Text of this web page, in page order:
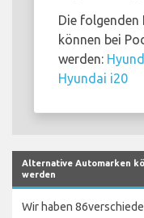
Die
können bei
werden:
Hyundai i20
Alternative Automarken
werden
Wir haben